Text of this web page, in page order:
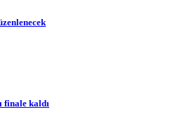
finale kaldı